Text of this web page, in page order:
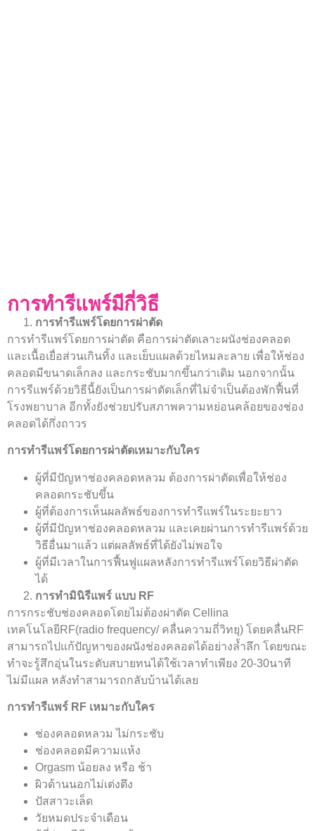
การทำรีแพร์มีกี่วิธี
การทำรีแพร์โดยการผ่าตัด
การทำรีแพร์โดยการผ่าตัด คือการผ่าตัดเลาะผนังช่องคลอด
และเนื้อเยื่อส่วนเกินทิ้ง และเย็บแผลด้วยไหมละลาย เพื่อให้ช่อง
คลอดมีขนาดเล็กลง และกระชับมากขึ้นกว่าเดิม นอกจากนั้น
การรีแพร์ด้วยวิธีนี้ยังเป็นการผ่าตัดเล็กที่ไม่จำเป็นต้องพักฟื้นที่
โรงพยาบาล อีกทั้งยังช่วยปรับสภาพความหย่อนคล้อยของช่อง
คลอดได้กึ่งถาวร
การทำรีแพร์โดยการผ่าตัดเหมาะกับใคร
ผู้ที่มีปัญหาช่องคลอดหลวม ต้องการผ่าตัดเพื่อให้ช่อง
คลอดกระชับขึ้น
ผู้ที่ต้องการเห็นผลลัพธ์ของการทำรีแพร์ในระยะยาว
ผู้ที่มีปัญหาช่องคลอดหลวม และเคยผ่านการทำรีแพร์ด้วย
วิธีอื่นมาแล้ว แต่ผลลัพธ์ที่ได้ยังไม่พอใจ
ผู้ที่มีเวลาในการฟื้นฟูแผลหลังการทำรีแพร์โดยวิธีผ่าตัด
ได้
การทำมินิรีแพร์ แบบ RF
การกระชับช่องคลอดโดยไม่ต้องผ่าตัด Cellina
เทคโนโลยีRF(radio frequency/ คลื่นความถี่วิทยุ) โดยคลื่นRF
สามารถไปแก้ปัญหาของผนังช่องคลอดได้อย่างล้ำลึก โดยขณะ
ทำจะรู้สึกอุ่นในระดับสบายทนได้ใช้เวลาทำเพียง 20-30นาที
ไม่มีแผล หลังทำสามารถกลับบ้านได้เลย
การทำรีแพร์ RF เหมาะกับใคร
ช่องคลอดหลวม ไม่กระชับ
ช่องคลอดมีความแห้ง
Orgasm น้อยลง หรือ ช้า
ผิวด้านนอกไม่เต่งตึง
ปัสสาวะเล็ด
วัยหมดประจำเดือน